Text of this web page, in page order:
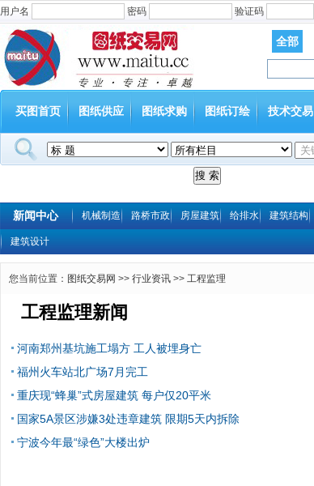
用户名 密码 验证码
全部
买图首页 图纸供应 图纸求购 图纸订绘 技术交易
新闻中心 机械制造 路桥市政 房屋建筑 给排水 建筑结构
建筑设计
您当前位置： 图纸交易网 >> 行业资讯 >> 工程监理
工程监理新闻
河南郑州基坑施工塌方 工人被埋身亡
福州火车站北广场7月完工
重庆现“蜂巢”式房屋建筑 每户仅20平米
国家5A景区涉嫌3处违章建筑 限期5天内拆除
宁波今年最“绿色”大楼出炉